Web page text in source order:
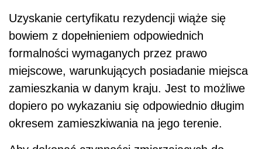
Uzyskanie certyfikatu rezydencji wiąże się
bowiem z dopełnieniem odpowiednich
formalności wymaganych przez prawo
miejscowe, warunkujących posiadanie miejsca
zamieszkania w danym kraju. Jest to możliwe
dopiero po wykazaniu się odpowiednio długim
okresem zamieszkiwania na jego terenie.